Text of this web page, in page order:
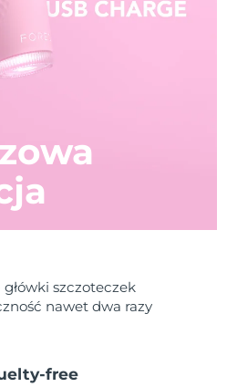
szczoteczek
nawet dwa razy
free